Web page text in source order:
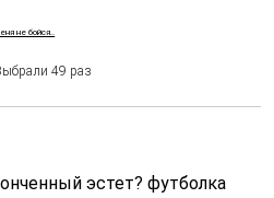
49 раз
эстет? футболка